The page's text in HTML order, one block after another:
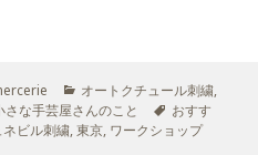
カ
テ
ゴ
オートクチュール刺繍,
さな手芸屋さんのこと
タ
グ
おすす
ネビル刺繍,東京, ワークショップ